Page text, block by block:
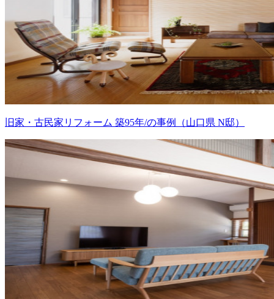
旧家・古民家リフォーム 築95年/の事例（山口県 N邸）